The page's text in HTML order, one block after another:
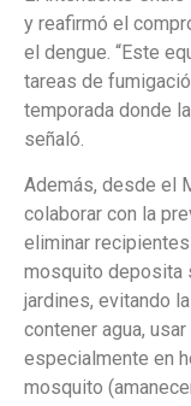
y reafirmó el
el dengue. “Este
tareas de
temporada donde
señaló.
Además, desde el
colaborar con la
eliminar recipientes
mosquito deposita
jardines, evitando
contener agua,
especialmente en
mosquito